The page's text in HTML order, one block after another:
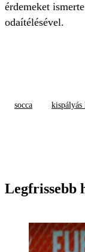
érdemeket
odaítélésével.
socca kispályás
Legfrissebb